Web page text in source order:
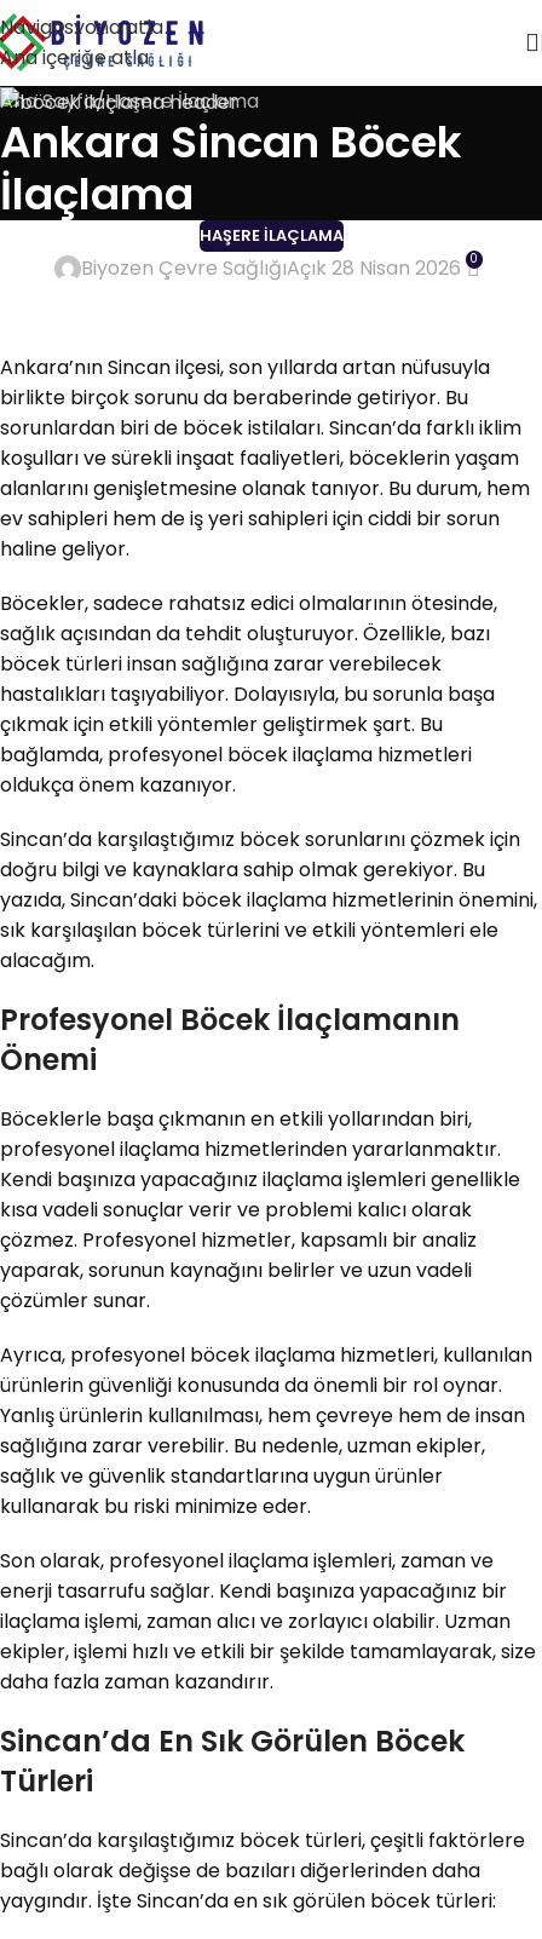
Navigasyona atla
Ana içeriğe atla
Ana Sayfa Haşere İlaçlama
Ankara Sincan Böcek
İlaçlama
HAŞERE İLAÇLAMA
Biyozen Çevre SağlığıAçık 28 Nisan 2026 0
Ankara’nın Sincan ilçesi, son yıllarda artan nüfusuyla
birlikte birçok sorunu da beraberinde getiriyor. Bu
sorunlardan biri de böcek istilaları. Sincan’da farklı iklim
koşulları ve sürekli inşaat faaliyetleri, böceklerin yaşam
alanlarını genişletmesine olanak tanıyor. Bu durum, hem
ev sahipleri hem de iş yeri sahipleri için ciddi bir sorun
haline geliyor.
Böcekler, sadece rahatsız edici olmalarının ötesinde,
sağlık açısından da tehdit oluşturuyor. Özellikle, bazı
böcek türleri insan sağlığına zarar verebilecek
hastalıkları taşıyabiliyor. Dolayısıyla, bu sorunla başa
çıkmak için etkili yöntemler geliştirmek şart. Bu
bağlamda, profesyonel böcek ilaçlama hizmetleri
oldukça önem kazanıyor.
Sincan’da karşılaştığımız böcek sorunlarını çözmek için
doğru bilgi ve kaynaklara sahip olmak gerekiyor. Bu
yazıda, Sincan’daki böcek ilaçlama hizmetlerinin önemini,
sık karşılaşılan böcek türlerini ve etkili yöntemleri ele
alacağım.
Profesyonel Böcek İlaçlamanın
Önemi
Böceklerle başa çıkmanın en etkili yollarından biri,
profesyonel ilaçlama hizmetlerinden yararlanmaktır.
Kendi başınıza yapacağınız ilaçlama işlemleri genellikle
kısa vadeli sonuçlar verir ve problemi kalıcı olarak
çözmez. Profesyonel hizmetler, kapsamlı bir analiz
yaparak, sorunun kaynağını belirler ve uzun vadeli
çözümler sunar.
Ayrıca, profesyonel böcek ilaçlama hizmetleri, kullanılan
ürünlerin güvenliği konusunda da önemli bir rol oynar.
Yanlış ürünlerin kullanılması, hem çevreye hem de insan
sağlığına zarar verebilir. Bu nedenle, uzman ekipler,
sağlık ve güvenlik standartlarına uygun ürünler
kullanarak bu riski minimize eder.
Son olarak, profesyonel ilaçlama işlemleri, zaman ve
enerji tasarrufu sağlar. Kendi başınıza yapacağınız bir
ilaçlama işlemi, zaman alıcı ve zorlayıcı olabilir. Uzman
ekipler, işlemi hızlı ve etkili bir şekilde tamamlayarak, size
daha fazla zaman kazandırır.
Sincan’da En Sık Görülen Böcek
Türleri
Sincan’da karşılaştığımız böcek türleri, çeşitli faktörlere
bağlı olarak değişse de bazıları diğerlerinden daha
yaygındır. İşte Sincan’da en sık görülen böcek türleri: